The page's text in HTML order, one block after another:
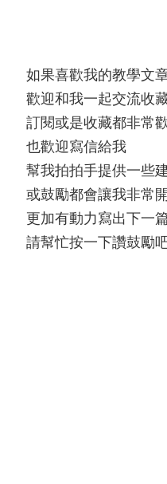
如果喜歡我的教學文
歡迎和我一起交流收藏
訂閱或是收藏都非常
也歡迎寫信給我
幫我拍拍手提供一些
或鼓勵都會讓我非常
更加有動力寫出下一
請幫忙按一下讚鼓勵